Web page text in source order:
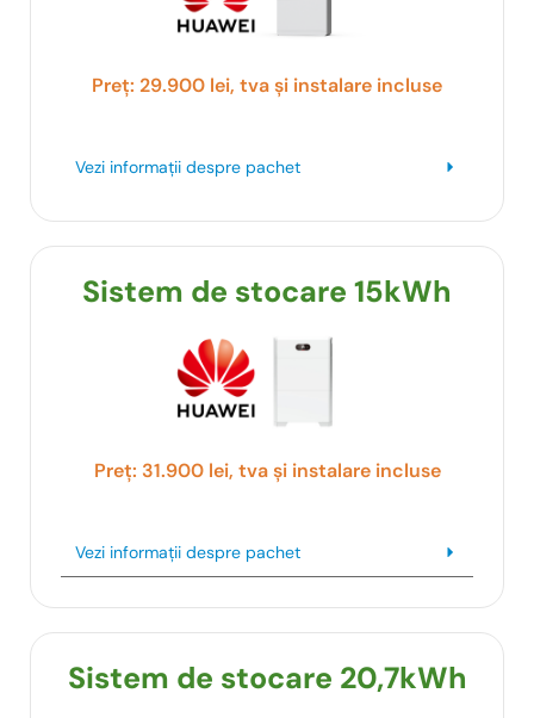
Preț: 29.900 lei, tva și instalare incluse
Vezi informații despre pachet
Sistem de stocare 15kWh
Preț: 31.900 lei, tva și instalare incluse
Vezi informații despre pachet
Sistem de stocare 20,7kWh